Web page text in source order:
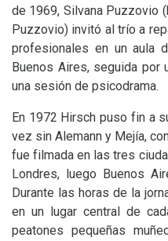
de 1969, Silvana Puzzovio
Puzzovio) invitó al trío a
profesionales en un aula
Buenos Aires, seguida por
una sesión de psicodrama.
En 1972 Hirsch puso fin a
vez sin Alemann y Mejía,
fue filmada en las tres
Londres, luego Buenos
Durante las horas de la
en un lugar central de
peatones pequeñas